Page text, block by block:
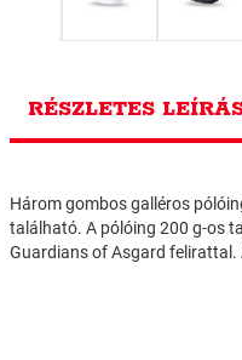
RÉSZLETES
Három gombos galléros
található. A pólóing 200 g-os
Guardians of Asgard